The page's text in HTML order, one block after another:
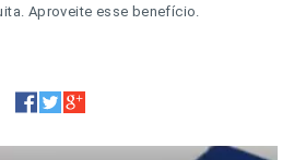
Aproveite esse benefício.